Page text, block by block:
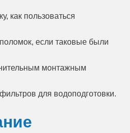
как пользоваться
если таковые были
монтажным
для водоподготовки.